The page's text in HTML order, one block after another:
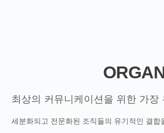
최상의 커뮤니케이션을 위한 가
세분화되고 전문화된 조직들의 유기적인 결